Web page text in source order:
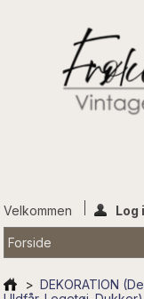
Velkommen Log
> DEKORATION